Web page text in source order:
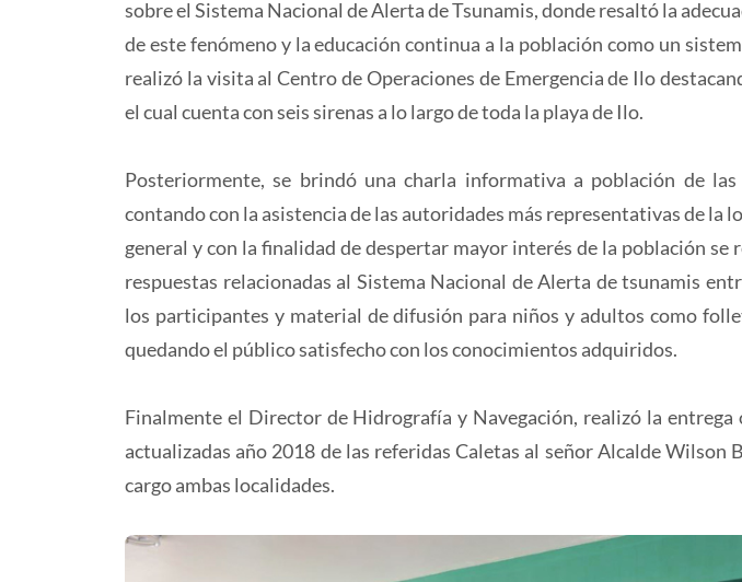
sobre el Sistema Nacional de Alerta de Tsunamis, donde resaltó la
de este fenómeno y la educación continua a la población como un
realizó la visita al Centro de Operaciones de Emergencia de Ilo
el cual cuenta con seis sirenas a lo largo de toda la playa de Ilo.
Posteriormente, se brindó una charla informativa a población de
contando con la asistencia de las autoridades más representativas de la
general y con la finalidad de despertar mayor interés de la población se
respuestas relacionadas al Sistema Nacional de Alerta de tsunamis
los participantes y material de difusión para niños y adultos como
quedando el público satisfecho con los conocimientos adquiridos.
Finalmente el Director de Hidrografía y Navegación, realizó la entrega
actualizadas año 2018 de las referidas Caletas al señor Alcalde
cargo ambas localidades.